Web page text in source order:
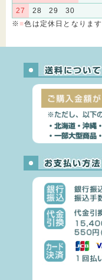
27 28 29
30
※ ■色は定休日となります